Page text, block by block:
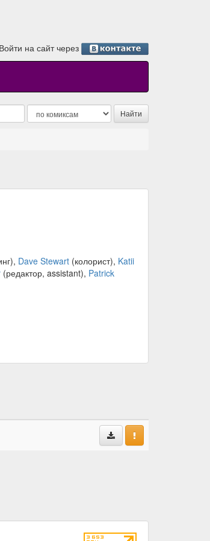
Войти на сайт через
Dave Stewart(колорист), Katii
(редактор, assistant), Patrick